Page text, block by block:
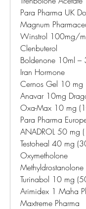
Para Pharma UK
Magnum
Winstrol 100mg/
Clenbuterol
Boldenone 10ml –
Iran Hormone
Cernos Gel 10 mg
Anavar 10mg
Oxa-Max 10 mg
Para Pharma
ANADROL 50 mg
Testoheal 40 mg
Oxymetholone
Methyldrostanolone
Turinabol 10 mg
Arimidex 1 Maha
Maxtreme Pharma